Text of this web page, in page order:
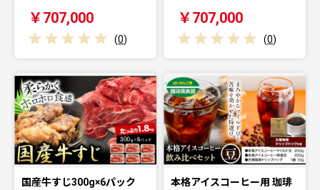
￥707,000
(0)
￥707,000
(0)
国産牛すじ300g×6パック
本格アイスコーヒー用 珈琲